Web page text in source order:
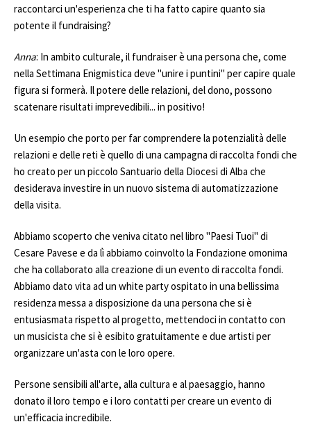
raccontarci un'esperienza che ti ha fatto capire quanto sia
potente il fundraising?
Anna: In ambito culturale, il fundraiser è una persona che, come
nella Settimana Enigmistica deve "unire i puntini" per capire quale
figura si formerà. Il potere delle relazioni, del dono, possono
scatenare risultati imprevedibili... in positivo!
Un esempio che porto per far comprendere la potenzialità delle
relazioni e delle reti è quello di una campagna di raccolta fondi che
ho creato per un piccolo Santuario della Diocesi di Alba che
desiderava investire in un nuovo sistema di automatizzazione
della visita.
Abbiamo scoperto che veniva citato nel libro "Paesi Tuoi" di
Cesare Pavese e da lì abbiamo coinvolto la Fondazione omonima
che ha collaborato alla creazione di un evento di raccolta fondi.
Abbiamo dato vita ad un white party ospitato in una bellissima
residenza messa a disposizione da una persona che si è
entusiasmata rispetto al progetto, mettendoci in contatto con
un musicista che si è esibito gratuitamente e due artisti per
organizzare un'asta con le loro opere.
Persone sensibili all'arte, alla cultura e al paesaggio, hanno
donato il loro tempo e i loro contatti per creare un evento di
un'efficacia incredibile.